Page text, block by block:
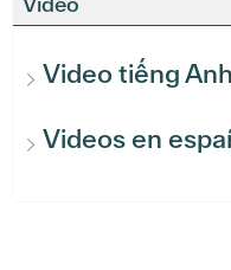
Video tiếng Anh
Videos en